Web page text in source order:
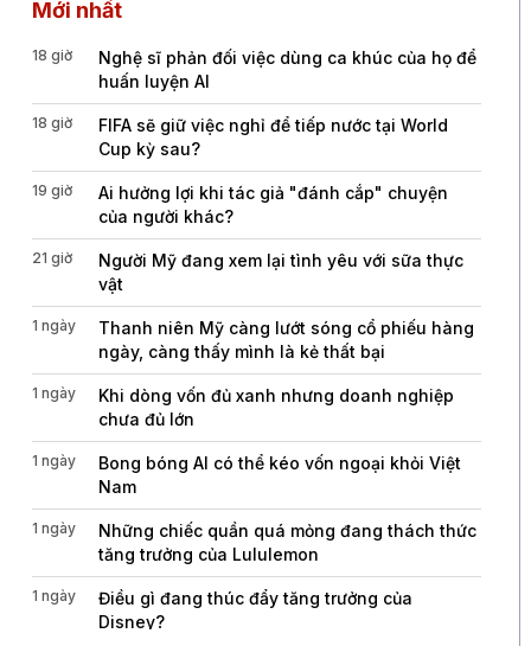
Mới nhất
18 giờ
Nghệ sĩ phản đối việc dùng ca khúc của họ để
huấn luyện AI
18 giờ
FIFA sẽ giữ việc nghỉ để tiếp nước tại World
Cup kỳ sau?
19 giờ
Ai hưởng lợi khi tác giả "đánh cắp" chuyện
của người khác?
21 giờ
Người Mỹ đang xem lại tình yêu với sữa thực
vật
1 ngày
Thanh niên Mỹ càng lướt sóng cổ phiếu hàng
ngày, càng thấy mình là kẻ thất bại
1 ngày
Khi dòng vốn đủ xanh nhưng doanh nghiệp
chưa đủ lớn
1 ngày
Bong bóng AI có thể kéo vốn ngoại khỏi Việt
Nam
1 ngày
Những chiếc quần quá mỏng đang thách thức
tăng trưởng của Lululemon
1 ngày
Điều gì đang thúc đẩy tăng trưởng của
Disney?